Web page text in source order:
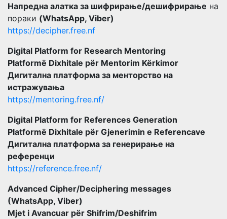
Напредна алатка за шифрирање/дешифрирање на
пораки (WhatsApp, Viber)
https://decipher.free.nf
Digital Platform for Research Mentoring
Platformë Dixhitale për Mentorim Kërkimor
Дигитална платформа за менторство на
истражувања
https://mentoring.free.nf/
Digital Platform for References Generation
Platformë Dixhitale për Gjenerimin e Referencave
Дигитална платформа за генерирање на
референци
https://reference.free.nf/
Advanced Cipher/Deciphering messages
(WhatsApp, Viber)
Mjet i Avancuar për Shifrim/Deshifrim